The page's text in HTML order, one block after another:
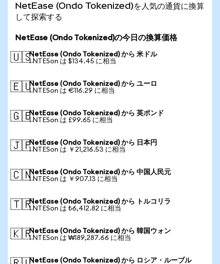
NetEase (Ondo Tokenized)を人気の通貨に換算
して探索する
NetEase (Ondo Tokenized)の今日の換算価格
🇺🇸NetEase (Ondo Tokenized) から 米ドル
1 NTESon は $134.45 に相当
🇪🇺NetEase (Ondo Tokenized) から ユーロ
1 NTESon は €116.29 に相当
🇬🇧NetEase (Ondo Tokenized) から 英ポンド
1 NTESon は £99.65 に相当
🇯🇵NetEase (Ondo Tokenized) から 日本円
1 NTESon は ￥21,216.53 に相当
🇨🇳NetEase (Ondo Tokenized) から 中国人民元
1 NTESon は ￥907.13 に相当
🇹🇷NetEase (Ondo Tokenized) から トルコリラ
1 NTESon は ₺6,412.82 に相当
🇰🇷NetEase (Ondo Tokenized) から 韓国ウォン
1 NTESon は ₩189,287.66 に相当
NetEase (Ondo Tokenized) から ロシア・ルーブル